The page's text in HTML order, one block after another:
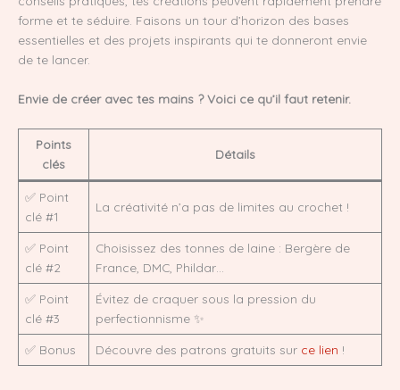
forme et te séduire. Faisons un tour d’horizon des bases
essentielles et des projets inspirants qui te donneront envie
de te lancer.
Envie de créer avec tes mains ? Voici ce qu’il faut retenir.
Points
clés
Détails
✅ Point
clé #1
La créativité n’a pas de limites au crochet !
✅ Point
clé #2
Choisissez des tonnes de laine : Bergère de
France, DMC, Phildar…
✅ Point
clé #3
Évitez de craquer sous la pression du
perfectionnisme ✨
✅ Bonus Découvre des patrons gratuits sur ce lien !